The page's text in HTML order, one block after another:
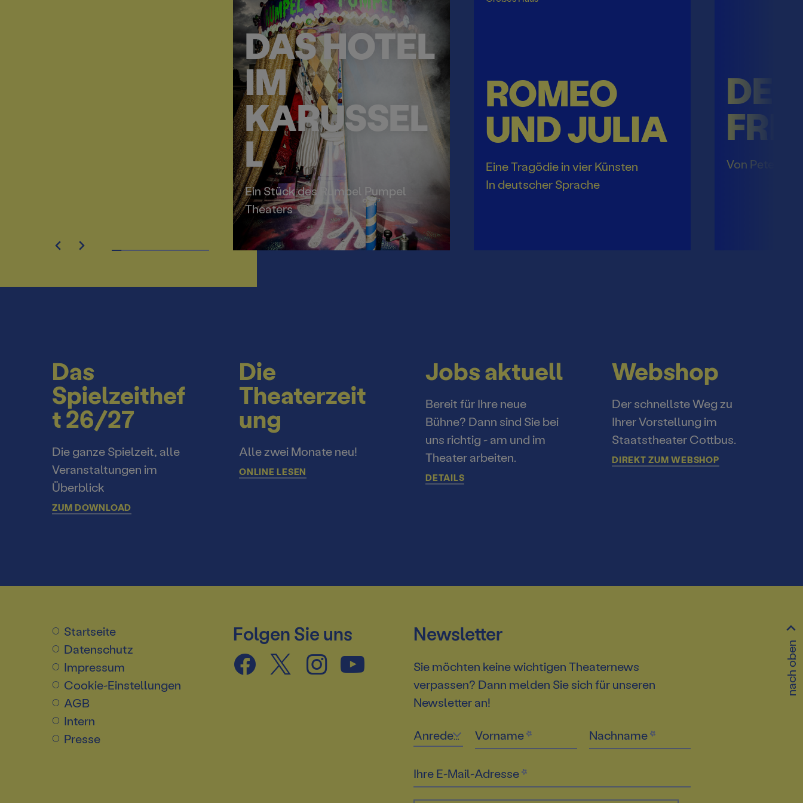
DAS HOTEL
IM
KARUSSEL
L
Ein Stück des Rumpel Pumpel
Theaters
ROMEO
UND JULIA
Eine Tragödie in vier Künsten
In deutscher Sprache
DER
Von Peter
Das
Spielzeithef
t 26/27
Die ganze Spielzeit, alle
Veranstaltungen im
Überblick
ZUM DOWNLOAD
Die
Theaterzeit
ung
Alle zwei Monate neu!
ONLINE LESEN
Jobs aktuell
Bereit für Ihre neue
Bühne? Dann sind Sie bei
uns richtig - am und im
Theater arbeiten.
DETAILS
Webshop
Der schnellste Weg zu
Ihrer Vorstellung im
Staatstheater Cottbus.
DIREKT ZUM WEBSHOP
Startseite
Datenschutz
Impressum
Cookie-Einstellungen
AGB
Intern
Presse
Folgen Sie uns Newsletter
Sie möchten keine wichtigen Theaternews
verpassen? Dann melden Sie sich für unseren
Newsletter an!
Anrede Vorname Nachname
Ihre E-Mail-Adresse
nach oben